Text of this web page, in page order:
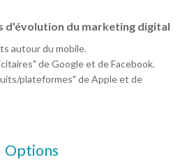
d'évolution du marketing digital
autour du mobile.
de Google et de Facebook.
plateformes" de Apple et de
Options